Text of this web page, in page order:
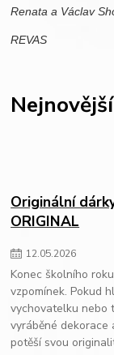
Renata a Václav
REVAS
Originální
ORIGINAL
12.05.2026
Konec školního
vzpomínek. Pokud
vychovatelku nebo
vyráběné dekorace
potěší svou